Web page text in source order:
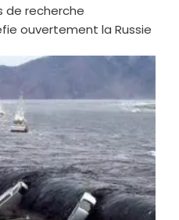
de recherche
ouvertement la Russie